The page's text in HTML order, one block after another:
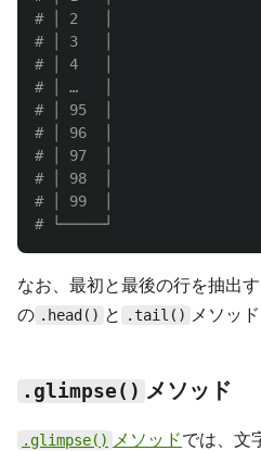
# │ 2   │
# │ 3   │
# │ 4   │
# │ …   │
# │ 95  │
# │ 96  │
# │ 97  │
# │ 98  │
# │ 99  │
なお、最初と最後の行を抽出
の .head() と .tail() メソッ
.glimpse() メソッド
.glimpse() メソッドでは、文